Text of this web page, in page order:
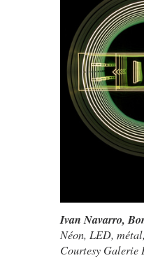
Ivan Navarro,
Néon, LED,
Courtesy Galerie